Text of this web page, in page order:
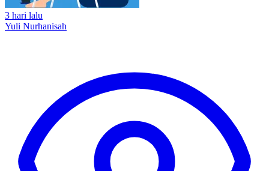
3 hari lalu
Yuli Nurhanisah